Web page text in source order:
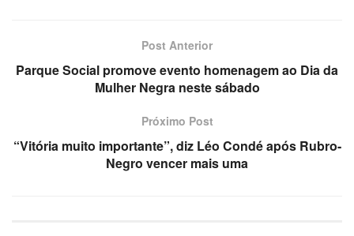
Post Anterior
Parque Social promove evento homenagem ao Dia da
Mulher Negra neste sábado
Próximo Post
“Vitória muito importante”, diz Léo Condé após Rubro-
Negro vencer mais uma